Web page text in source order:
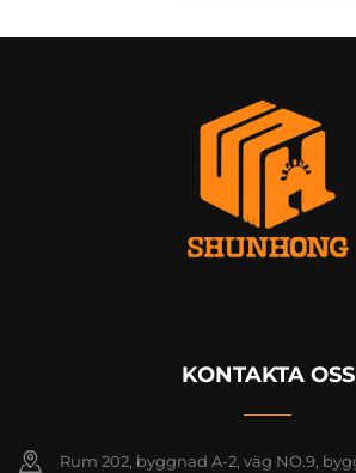
KONTAKTA OSS
Rum 202, byggnad A-2, väg NO.9,